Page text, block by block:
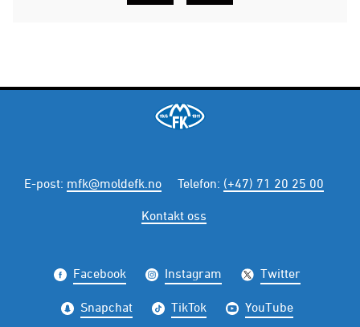
E-post: mfk@moldefk.no Telefon: (+47) 71 20 25 00
Kontakt oss
Facebook Instagram Twitter
Snapchat TikTok YouTube